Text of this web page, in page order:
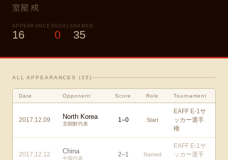
室屋 成
APPEARANCES
16
GOALS
0
NAMED
35
ALL APPEARANCES (35 )
Date Opponent Score Role Tournament
2017.12.09 North Korea
北朝鮮代表
1–0 Start
EAFF E-1サ
ッカー選手
権
2017.12.12 China
中国代表
2–1 Named
EAFF E-1サ
ッカー選手